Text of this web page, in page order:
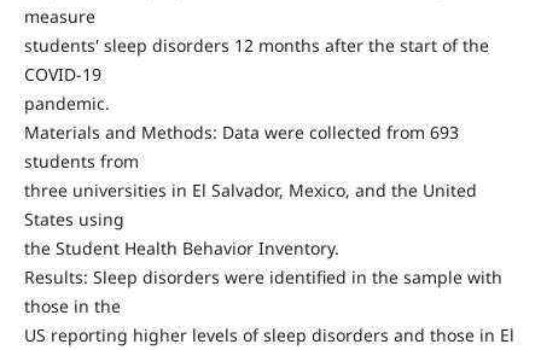
measure
students' sleep disorders 12 months after the start of the
COVID-19
pandemic.
Materials and Methods: Data were collected from 693
students from
three universities in El Salvador, Mexico, and the United
States using
the Student Health Behavior Inventory.
Results: Sleep disorders were identified in the sample with
those in the
US reporting higher levels of sleep disorders and those in El